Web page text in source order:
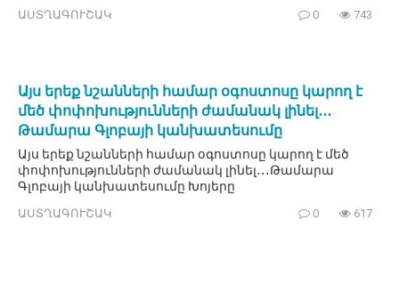
ԱՍՏՂԱԳՈՒՇԱԿ 0 743
Այս երեք նշանների համար օգոստոսը կարող է
մեծ փոփոխությունների ժամանակ լինել․․․
Թամարա Գլոբայի կանխատեսումը
Այս երեք նշանների համար օգոստոսը կարող է մեծ
փոփոխությունների ժամանակ լինել․․․Թամարա
Գլոբայի կանխատեսումը Խոյերը
ԱՍՏՂԱԳՈՒՇԱԿ 0 617